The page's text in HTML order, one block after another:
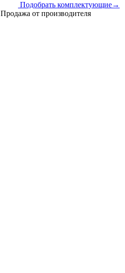
Подобрать комплектующие→
Продажа от производителя